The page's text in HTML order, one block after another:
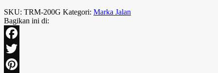
SKU: TRM-200G Kategori: Marka Jalan
Bagikan ini di:
Facebook
Twitter